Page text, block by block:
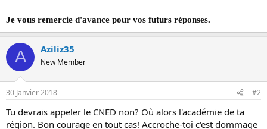
Je vous remercie d'avance pour vos futurs réponses.
A Aziliz35
New Member
30 Janvier 2018 #2
Tu devrais appeler le CNED non? Où alors l'académie de ta
région. Bon courage en tout cas! Accroche-toi c'est dommage